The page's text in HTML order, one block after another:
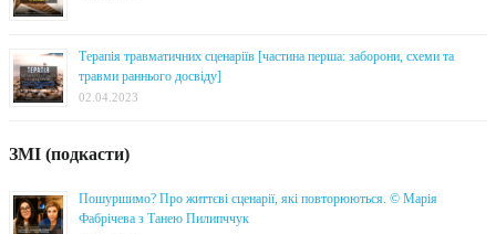
Терапія травматичних сценаріїв [частина перша: заборони, схеми та
травми раннього досвіду]
02.04.2023
ЗМІ (подкасти)
Пошуршимо? Про життєві сценарії, які повторюються. © Марія
Фабрічева з Танею Пилипччук